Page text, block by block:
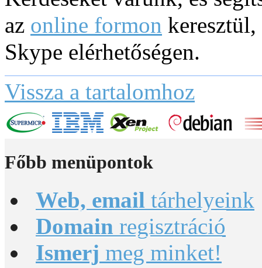
az online formon
Skype elérhetőségen.
Vissza a tartalomhoz
Főbb menüpontok
Web, email tárhelyeink
Domain regisztráció
Ismerj meg minket!